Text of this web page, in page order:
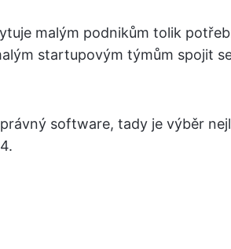
malým podnikům tolik
startupovým týmům spojit
software, tady je výběr